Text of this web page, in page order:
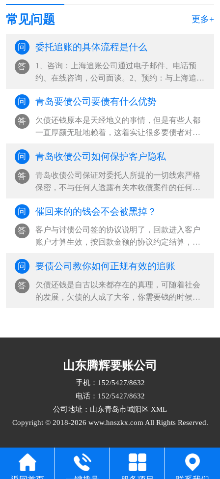
常见问题 更多+
问 委托追账的具体流程是什么
答
1、咨询：上海追账公司通过电子邮件、电话预
约、在线咨询，公司面谈。2、预约：与上海追账
问 青岛要债公司要债有什么优势
答
欠债还钱原本是天经地义的事情，但是有些人都
一直厚颜无耻地赖着，这着实让很多要债者对比
问 青岛收债公司如何保护客户隐私
答
青岛收债公司保证对委托人所提的一切线索严格
保密，不与任何人透露有关本收债案件的任何情
问 催回来的的钱会不会被黑掉？
答
客户与讨债公司签的协议说明了，回款进入客户
账户才算生效，按回款金额的协议约定结算，并
问 要债公司教你如何正规有效的追账
答
欠债还钱是自古以来都存在的真理，可随着社会
的发展，欠债的人成了大爷，你需要钱的时候，
山东腾辉要账公司
手机：152/5427/8632
电话：152/5427/8632
公司地址：山东青岛市城阳区 XML
Copyright © 2018-2026 www.hnszkx.com All Rights Reserved.